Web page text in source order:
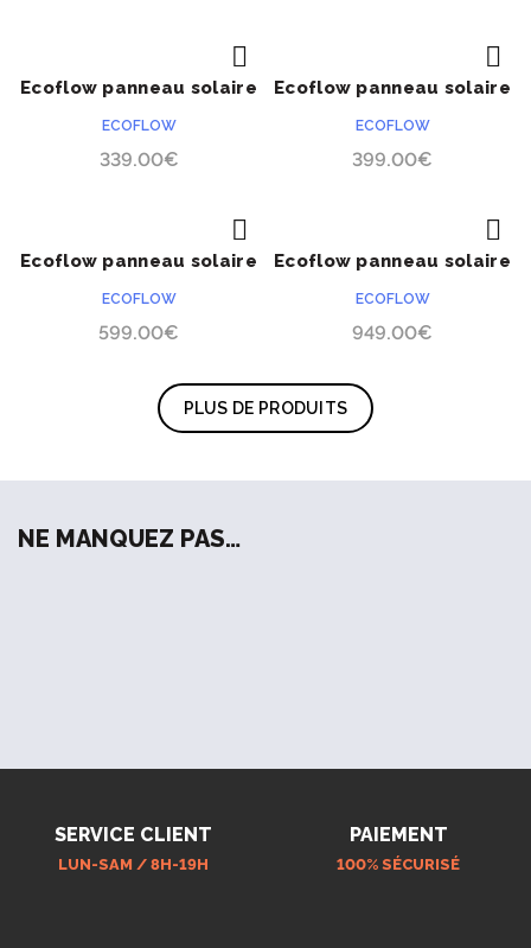
ACHETER
Ecoflow panneau solaire
ECOFLOW
339.00€
ACHETER
Ecoflow panneau solaire
ECOFLOW
399.00€
ACHETER
Ecoflow panneau solaire
ECOFLOW
599.00€
ACHETER
Ecoflow panneau solaire
ECOFLOW
949.00€
PLUS DE PRODUITS
NE MANQUEZ PAS…
SERVICE CLIENT
LUN-SAM / 8H-19H
PAIEMENT
100% SÉCURISÉ